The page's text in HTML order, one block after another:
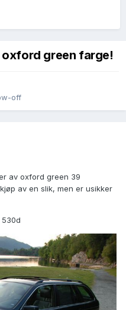
oxford green farge!
off
av oxford green 39
av en slik, men er usikker